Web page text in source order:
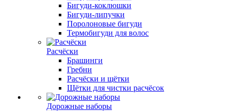
Бигуди-коклюшки
Бигуди-липучки
Поролоновые бигуди
Термобигуди для волос
Расчёски
Брашинги
Гребни
Расчёски и щётки
Щётки для чистки расчёсок
Дорожные наборы